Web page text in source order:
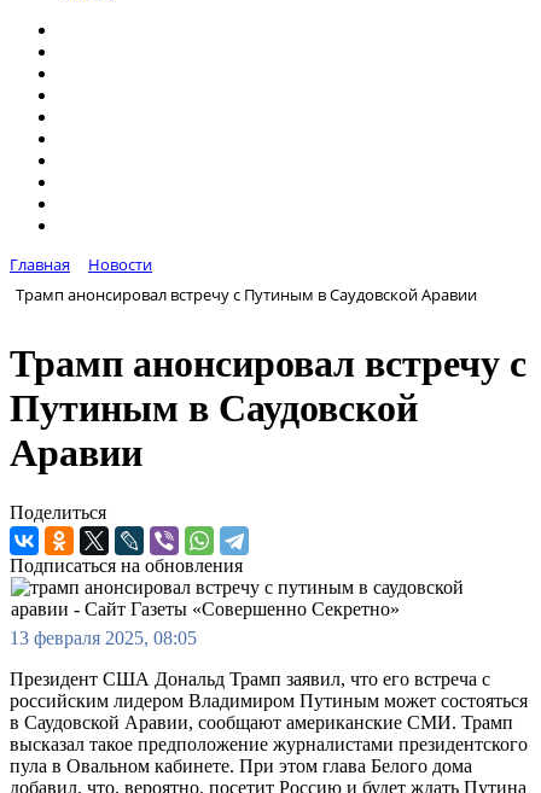
Главная
Новости
Трамп анонсировал встречу с Путиным в Саудовской Аравии
Трамп анонсировал встречу с
Путиным в Саудовской
Аравии
Поделиться
Подписаться на обновления
13 февраля 2025, 08:05
Президент США Дональд Трамп заявил, что его встреча с
российским лидером Владимиром Путиным может состояться
в Саудовской Аравии, сообщают американские СМИ. Трамп
высказал такое предположение журналистами президентского
пула в Овальном кабинете. При этом глава Белого дома
добавил, что, вероятно, посетит Россию и будет ждать Путина